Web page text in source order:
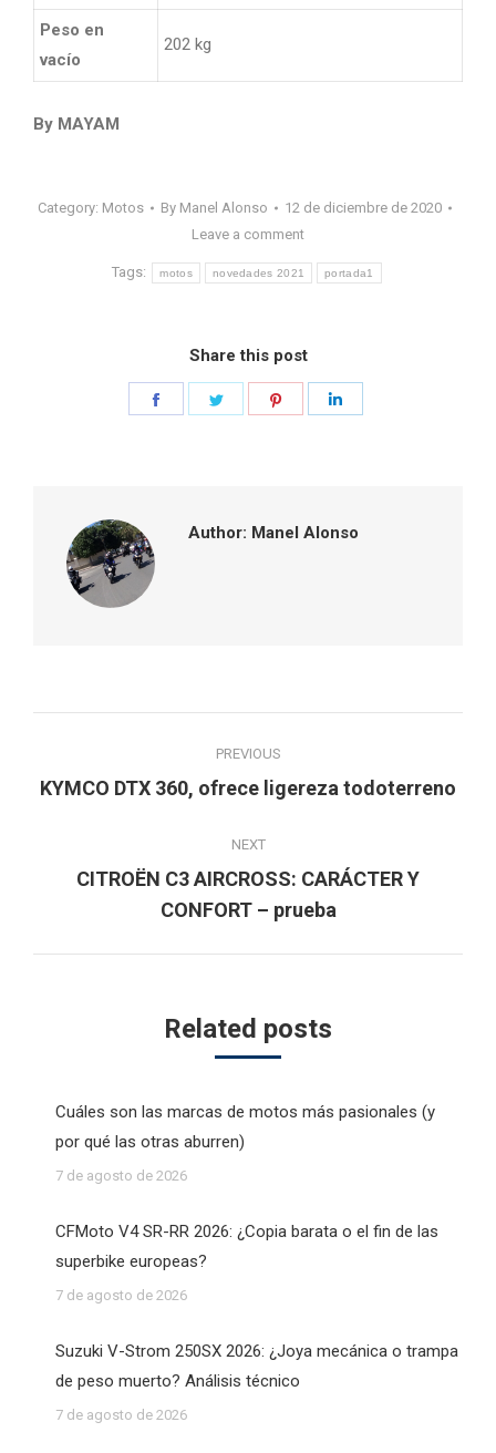
Peso en
vacío
202 kg
By MAYAM
Category: Motos By Manel Alonso
12 de diciembre de 2020
Leave a comment
Tags: motos novedades 2021 portada1
Share this post
Author: Manel Alonso
navigation
PREVIOUS
Previous
KYMCO DTX 360, ofrece ligereza todoterreno
NEXT
Next
post:
CITROËN C3 AIRCROSS: CARÁCTER Y
CONFORT – prueba
Related posts
Cuáles son las marcas de motos más pasionales (y
por qué las otras aburren)
7 de agosto de 2026
CFMoto V4 SR-RR 2026: ¿Copia barata o el fin de las
superbike europeas?
7 de agosto de 2026
Suzuki V-Strom 250SX 2026: ¿Joya mecánica o trampa
de peso muerto? Análisis técnico
7 de agosto de 2026